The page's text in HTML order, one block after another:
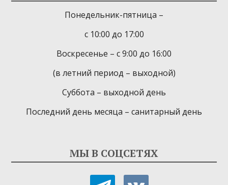
Понедельник-пятница –
с 10:00 до 17:00
Воскресенье – с 9:00 до 16:00
(в летний период – выходной)
Суббота – выходной день
Последний день месяца – санитарный день
МЫ В СОЦСЕТЯХ
telegram vkontakte